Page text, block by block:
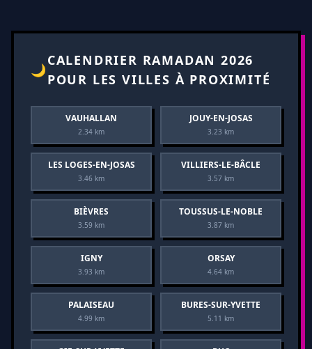
🌙
CALENDRIER RAMADAN 2026
POUR LES VILLES À PROXIMITÉ
VAUHALLAN
2.34 km
JOUY-EN-JOSAS
3.23 km
LES LOGES-EN-JOSAS
3.46 km
VILLIERS-LE-BÂCLE
3.57 km
BIÈVRES
3.59 km
TOUSSUS-LE-NOBLE
3.87 km
IGNY
3.93 km
ORSAY
4.64 km
PALAISEAU
4.99 km
BURES-SUR-YVETTE
5.11 km